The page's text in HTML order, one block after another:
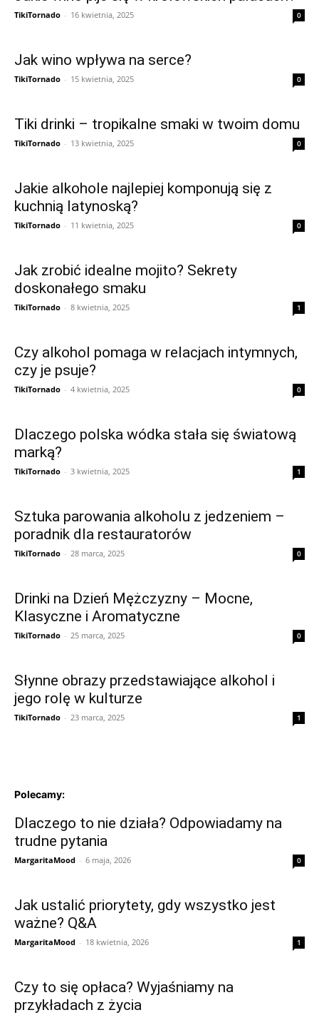
TikiTornado - 16 kwietnia, 2025 0
Jak wino wpływa na serce?
TikiTornado - 15 kwietnia, 2025 0
Tiki drinki – tropikalne smaki w twoim domu
TikiTornado - 13 kwietnia, 2025 0
Jakie alkohole najlepiej komponują się z
kuchnią latynoską?
TikiTornado - 11 kwietnia, 2025 0
Jak zrobić idealne mojito? Sekrety
doskonałego smaku
TikiTornado - 8 kwietnia, 2025 1
Czy alkohol pomaga w relacjach intymnych,
czy je psuje?
TikiTornado - 4 kwietnia, 2025 0
Dlaczego polska wódka stała się światową
marką?
TikiTornado - 3 kwietnia, 2025 1
Sztuka parowania alkoholu z jedzeniem –
poradnik dla restauratorów
TikiTornado - 28 marca, 2025 0
Drinki na Dzień Mężczyzny – Mocne,
Klasyczne i Aromatyczne
TikiTornado - 25 marca, 2025 0
Słynne obrazy przedstawiające alkohol i
jego rolę w kulturze
TikiTornado - 23 marca, 2025 1
Polecamy:
Dlaczego to nie działa? Odpowiadamy na
trudne pytania
MargaritaMood - 6 maja, 2026 0
Jak ustalić priorytety, gdy wszystko jest
ważne? Q&A
MargaritaMood - 18 kwietnia, 2026 1
Czy to się opłaca? Wyjaśniamy na
przykładach z życia